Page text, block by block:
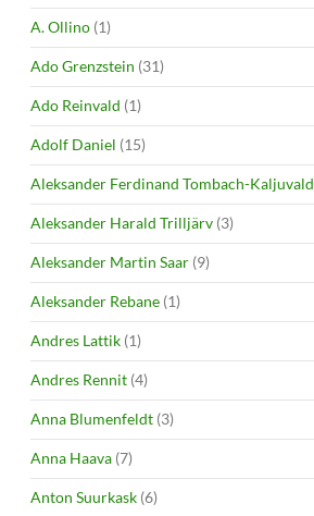
A. Ollino (1)
Ado Grenzstein (31)
Ado Reinvald (1)
Adolf Daniel (15)
Aleksander Ferdinand Tombach-Kaljuvald
Aleksander Harald Trilljärv (3)
Aleksander Martin Saar (9)
Aleksander Rebane (1)
Andres Lattik (1)
Andres Rennit (4)
Anna Blumenfeldt (3)
Anna Haava (7)
Anton Suurkask (6)